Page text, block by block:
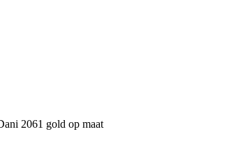
2061 gold op maat